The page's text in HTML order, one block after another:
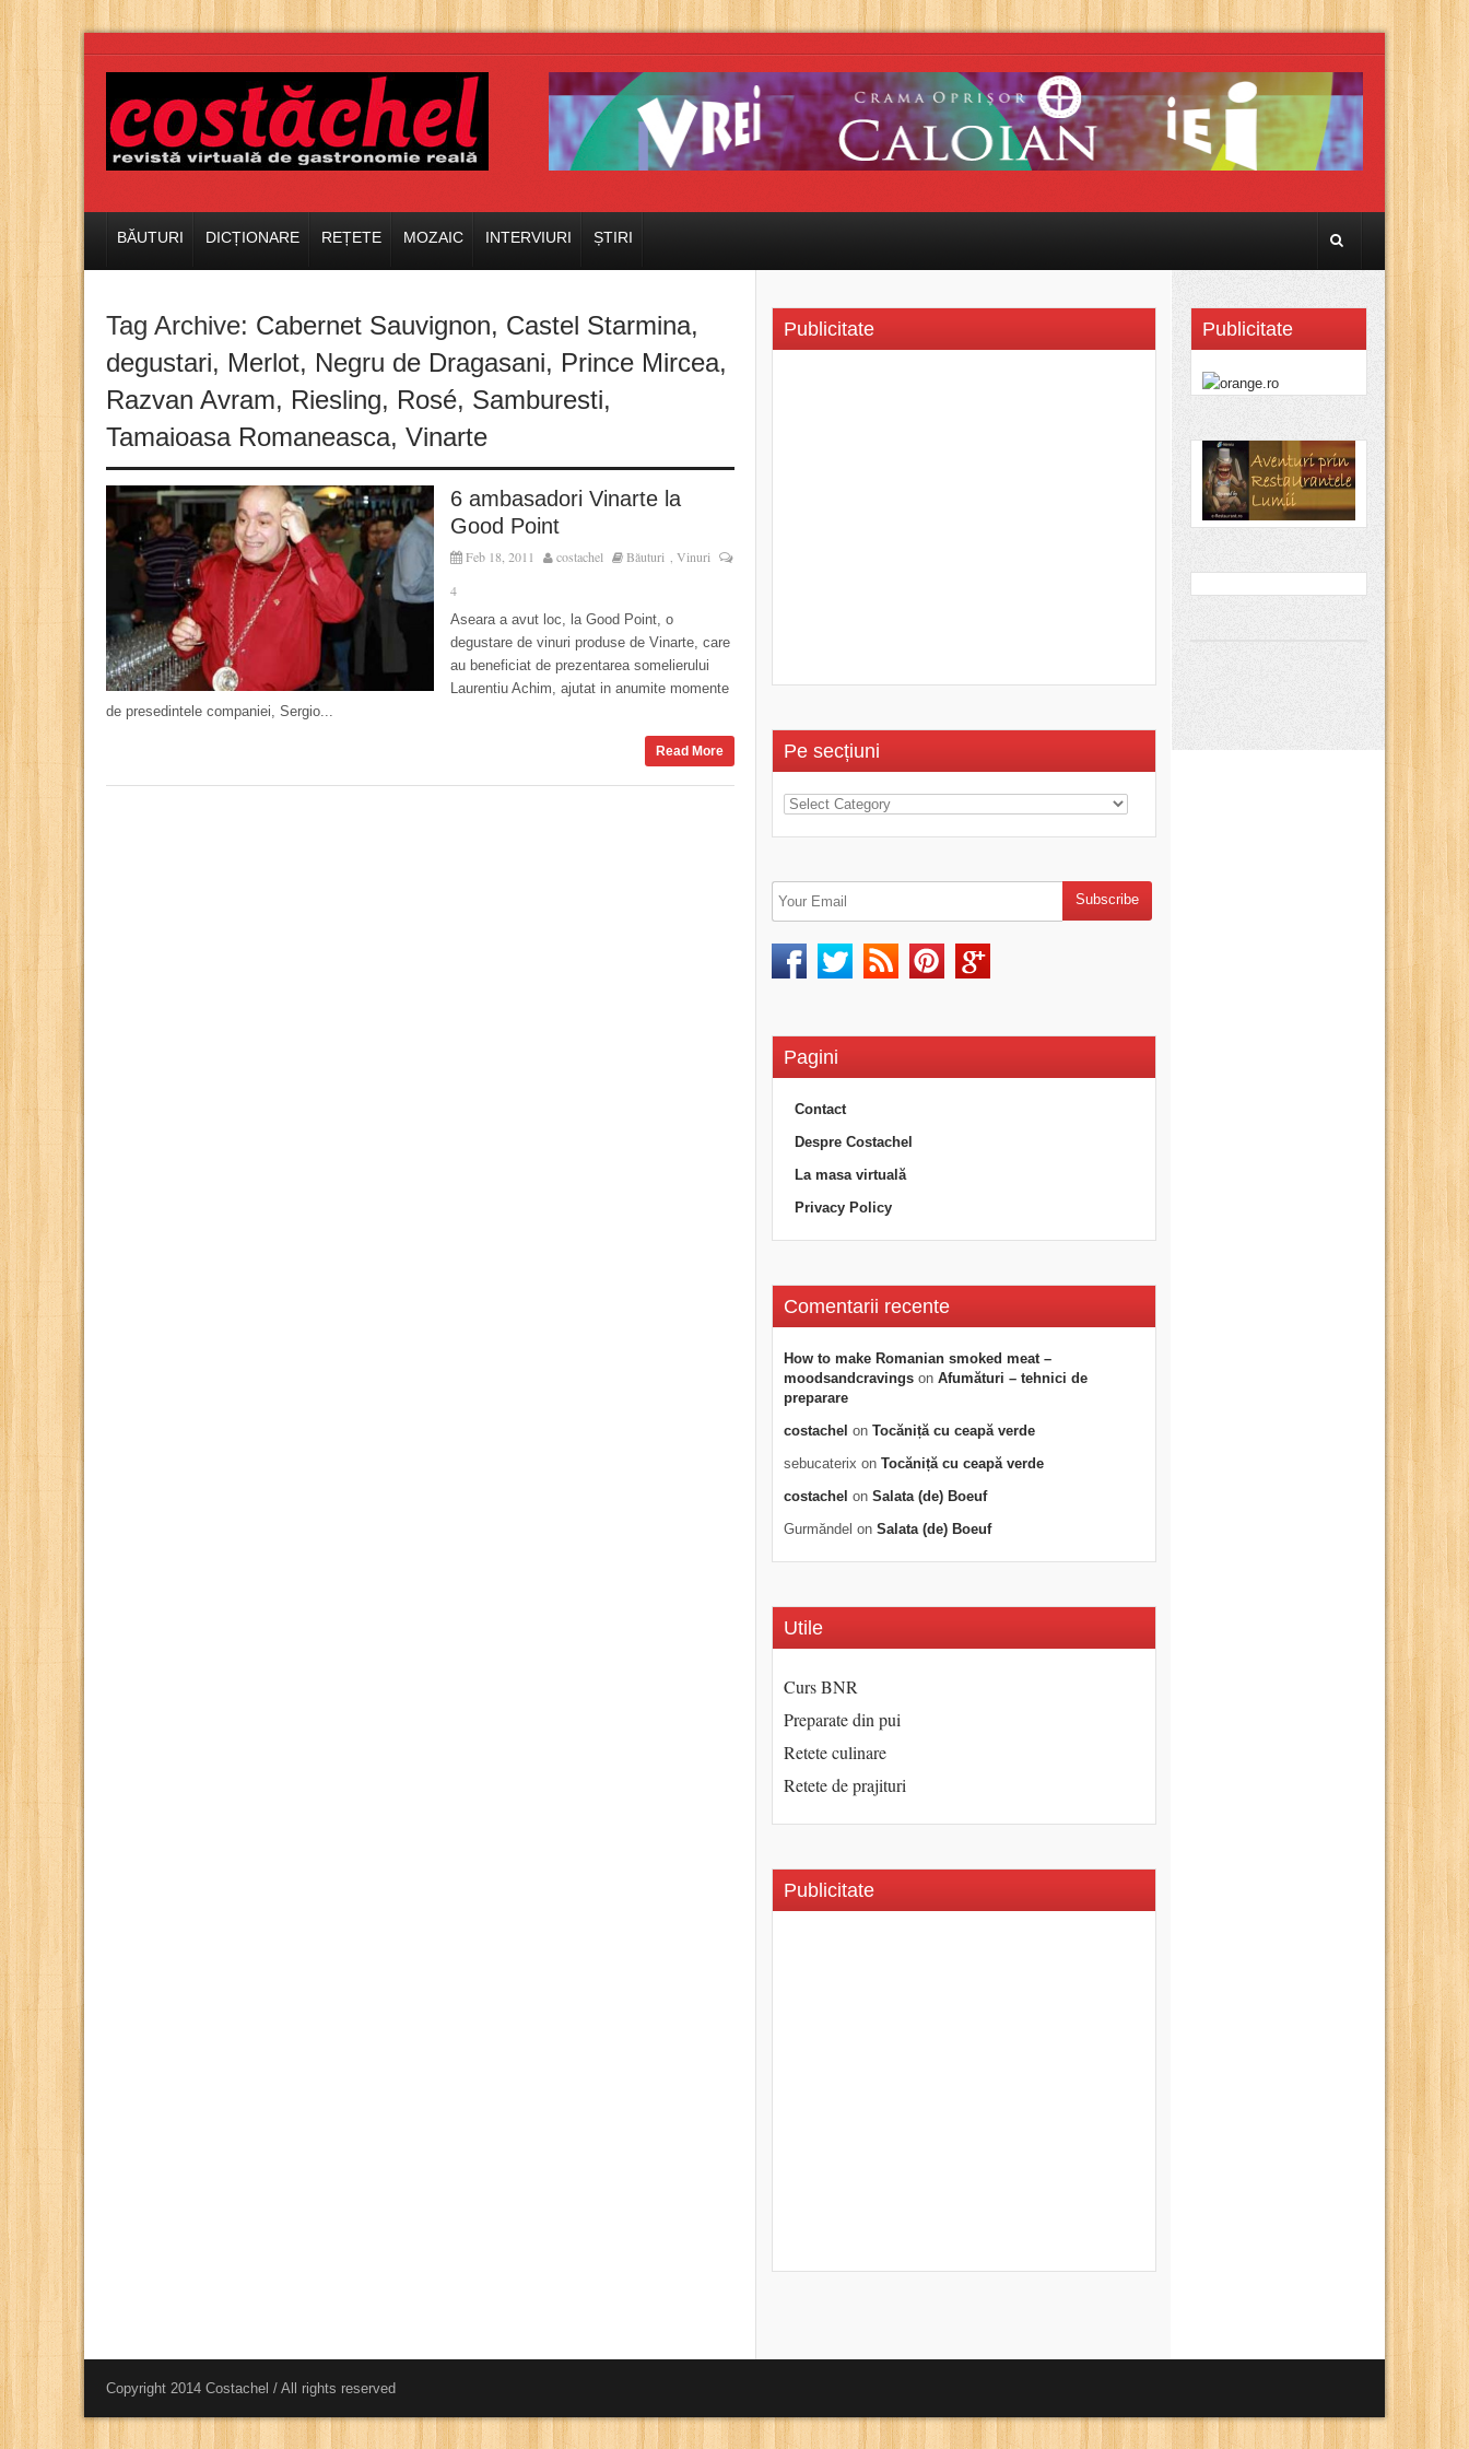
BĂUTURI DICȚIONARE REȚETE MOZAIC INTERVIURI ȘTIRI
Tag Archive: Cabernet Sauvignon, Castel Starmina,
degustari, Merlot, Negru de Dragasani, Prince Mircea,
Razvan Avram, Riesling, Rosé, Samburesti,
Tamaioasa Romaneasca, Vinarte
6 ambasadori Vinarte la
Good Point
Feb 18, 2011 costachel Băuturi , Vinuri
4
Aseara a avut loc, la Good Point, o
degustare de vinuri produse de Vinarte, care
au beneficiat de prezentarea somelierului
Laurentiu Achim, ajutat in anumite momente
de presedintele companiei, Sergio...
Read More
Publicitate
Pe secțiuni
Pagini
Contact
Despre Costachel
La masa virtuală
Privacy Policy
Comentarii recente
How to make Romanian smoked meat –
moodsandcravings on Afumături – tehnici de
preparare
costachel on Tocăniță cu ceapă verde
sebucaterix on Tocăniță cu ceapă verde
costachel on Salata (de) Boeuf
Gurmăndel on Salata (de) Boeuf
Utile
Curs BNR
Preparate din pui
Retete culinare
Retete de prajituri
Publicitate
Publicitate
Copyright 2014 Costachel / All rights reserved